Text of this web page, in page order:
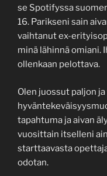
se Spotifyssa
16. Parikseni sain
vaihtanut ex-
minä lähinnä omiani.
ollenkaan pelottava.
Olen juossut paljon
tapahtuma ja aivan
vuosittain itselleni
starttaavasta
odotan.